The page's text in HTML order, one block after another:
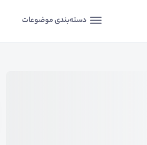
دسته‌بندی موضوعات